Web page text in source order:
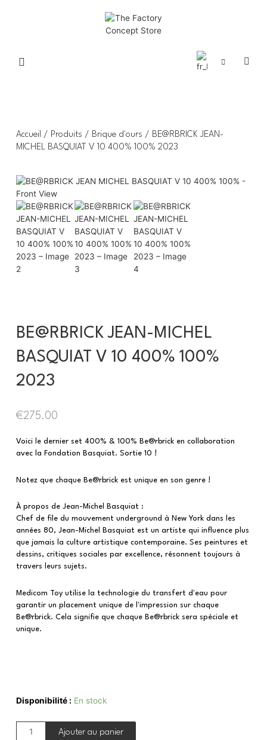
Accueil / Produits / Brique d'ours / BE@RBRICK JEAN-
MICHEL BASQUIAT V 10 400% 100% 2023
BE@RBRICK JEAN-MICHEL
BASQUIAT V 10 400% 100%
2023
€275.00
Voici le dernier set 400% & 100% Be@rbrick en collaboration
avec la Fondation Basquiat. Sortie 10 !
Notez que chaque Be@rbrick est unique en son genre !
À propos de Jean-Michel Basquiat :
Chef de file du mouvement underground à New York dans les
années 80, Jean-Michel Basquiat est un artiste qui influence plus
que jamais la culture artistique contemporaine. Ses peintures et
dessins, critiques sociales par excellence, résonnent toujours à
travers leurs sujets.
Medicom Toy utilise la technologie du transfert d'eau pour
garantir un placement unique de l'impression sur chaque
Be@rbrick. Cela signifie que chaque Be@rbrick sera spéciale et
unique.
Disponibilité : En stock
Ajouter au panier